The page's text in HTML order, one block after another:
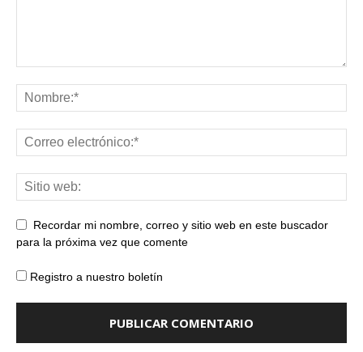
Recordar mi nombre, correo y sitio web en este buscador
para la próxima vez que comente
Registro a nuestro boletín